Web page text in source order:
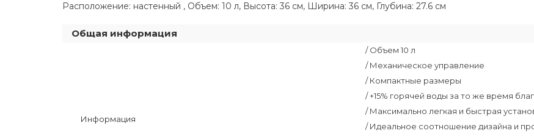
Расположение: настенный , Объем: 10 л, Высота: 36 см, Ширина: 36 см, Глубина: 27.6 см
Общая информация
Информация
/ Объем 10 л
/ Механическое управление
/ Компактные размеры
/ +15% горячей воды за то же время
/ Максимально легкая и быстрая
/ Идеальное соотношение дизайна и